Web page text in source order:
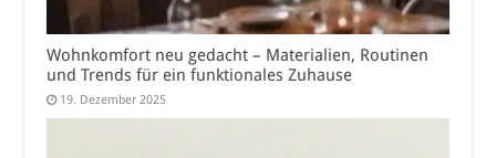
Wohnkomfort neu gedacht – Materialien, Routinen
und Trends für ein funktionales Zuhause
19. Dezember 2025